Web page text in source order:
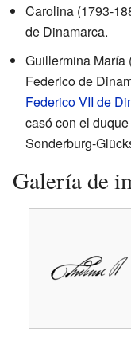
Carolina (1793-
de Dinamarca.
Guillermina María
Federico de
Federico VII de
casó con el
Sonderburg-
Galería de